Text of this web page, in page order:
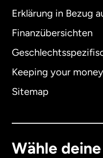
Erklärung in Bezug
Finanzübersichten
Keeping your
Sitemap
Wähle
International
Australien